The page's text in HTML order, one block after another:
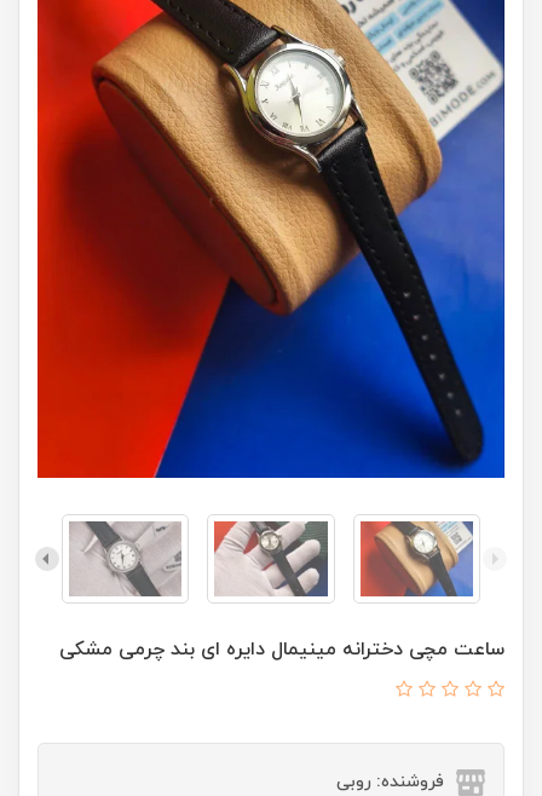
ساعت مچی دخترانه مينيمال دايره ای بند چرمی مشکی
فروشنده: روبی